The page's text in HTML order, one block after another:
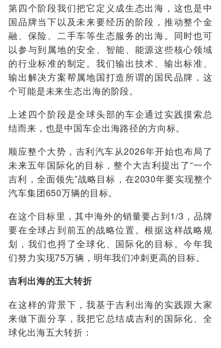
第四个阶段我们把它定义成生态出海，这也是中
国品牌当下以及未来要经历的阶段，推动整个金
融、保险、二手车等生态服务的出海。同时也可
以参与到属地的安全、智能、能源这些核心领域
的行业标准的制定。我们输出技术、输出标准、
输出解决方案帮属地国打造所谓的国民品牌，这
个可能是未来生态出海的阶段。
上述四个阶段是全球头部的车企通过实践摸索总
结而来，也是中国车企出海路径的方向标。
顺应整个大势，吉利汽车从2026年开始也布局了
未来五年国际化的目标，整个大吉利提出了“一个
吉利，全面领先”战略目标，在2030年要实现整个
汽车集团650万辆的目标。
在这个目标里，其中海外的销量要占到1/3，品牌
要在全球占到前五的战略位置。根据这样战略规
划，我们也捋了全球化、国际化的目标。今年我
们努力实现75万辆，明年我们冲刺更高的目标。
吉利出海的五大转折
在这样的背景下，我基于吉利出海的实践跟大家
来做下面分享，我把它总结成吉利的国际化、全
球化出海五大转折：